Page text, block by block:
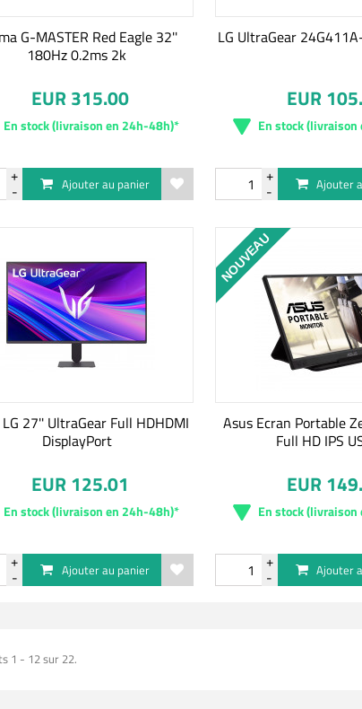
G-MASTER Red Eagle 32''
180Hz 0.2ms 2k
EUR 315.00
En stock (livraison en 24h-48h)*
Ajouter au panier
LG UltraGear
EUR
En stock
Ajouter
27'' UltraGear Full HDHDMI
DisplayPort
EUR 125.01
En stock (livraison en 24h-48h)*
Ajouter au panier
NOUVEAU
Asus Ecran Portable
Full HD IPS
EUR
En stock
Ajouter
1 - 12 sur 22.